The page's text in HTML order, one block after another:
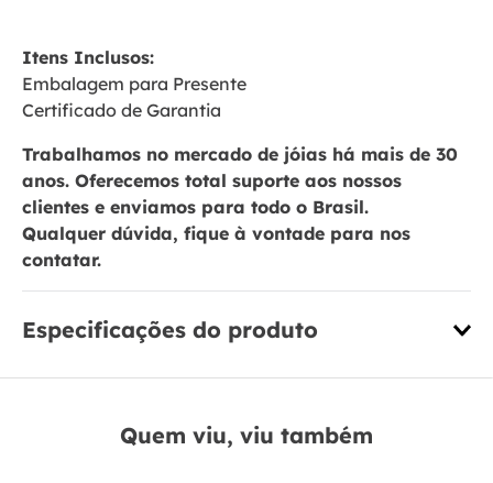
Itens Inclusos:
Embalagem para Presente
Certificado de Garantia
Trabalhamos no mercado de jóias há mais de 30
anos. Oferecemos total suporte aos nossos
clientes e enviamos para todo o Brasil.
Qualquer dúvida, fique à vontade para nos
contatar.
Especificações do produto
Quem viu, viu também